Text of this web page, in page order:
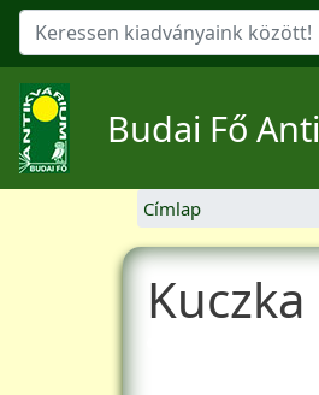
Budai Fő
Címlap